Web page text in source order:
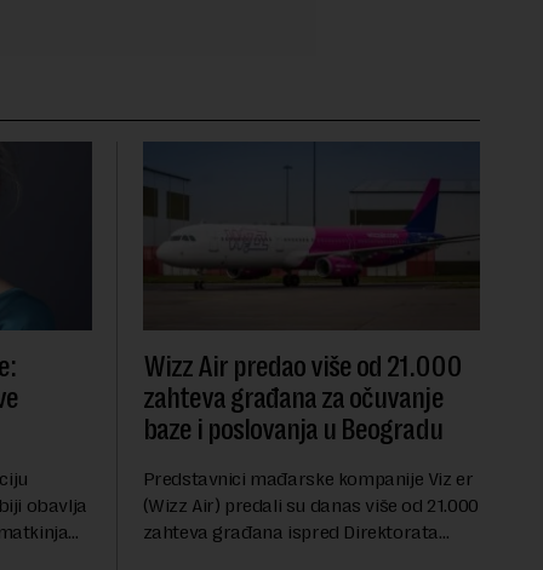
obavlja
Wizz Air predao više od 21.000
zahteva građana za očuvanje
baze i poslovanja u Beogradu
Predstavnici mađarske kompanije Viz er
(Wizz Air) predali su danas više od 21.000
zahteva građana ispred Direktorata